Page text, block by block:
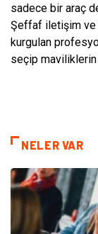
sadece bir araç
Şeffaf iletişim ve
kurgulan
seçip maviliklerin
NELER VAR